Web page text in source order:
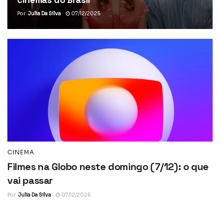
Por Julia Da Silva 07/12/2025
CINEMA
Filmes na Globo neste domingo (7/12): o que
vai passar
Por Julia Da Silva 07/12/2025